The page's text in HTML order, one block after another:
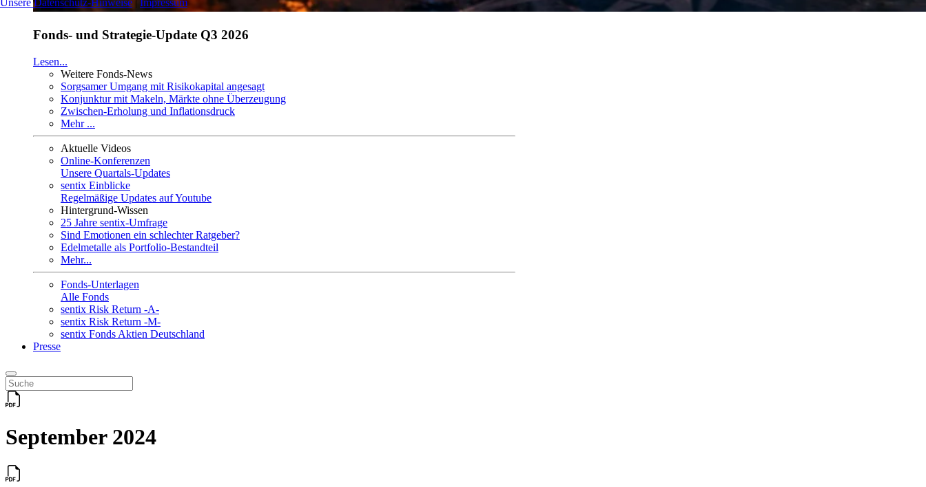
Fonds- und Strategie-Update Q3 2026
Lesen...
Weitere Fonds-News
Sorgsamer Umgang mit Risikokapital angesagt
Konjunktur mit Makeln, Märkte ohne Überzeugung
Zwischen-Erholung und Inflationsdruck
Mehr ...
Aktuelle Videos
Online-Konferenzen
Unsere Quartals-Updates
sentix Einblicke
Regelmäßige Updates auf Youtube
Hintergrund-Wissen
25 Jahre sentix-Umfrage
Sind Emotionen ein schlechter Ratgeber?
Edelmetalle als Portfolio-Bestandteil
Mehr...
Fonds-Unterlagen
Alle Fonds
sentix Risk Return -A-
sentix Risk Return -M-
sentix Fonds Aktien Deutschland
Presse
September 2024
Unsere Datenschutz-Hinweise|Impressum